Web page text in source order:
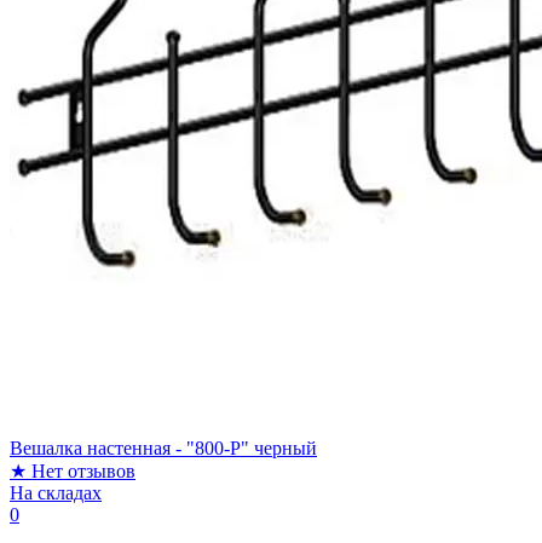
Вешалка настенная - "800-Р" черный
★ Нет отзывов
На складах
0